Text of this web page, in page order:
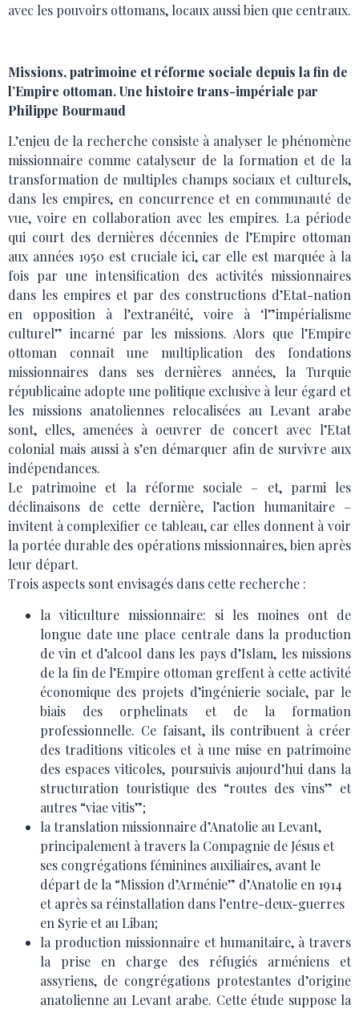
avec les pouvoirs ottomans, locaux aussi bien que centraux.
Missions, patrimoine et réforme sociale depuis la fin de
l’Empire ottoman. Une histoire trans-impériale par
Philippe Bourmaud
L’enjeu de la recherche consiste à analyser le phénomène
missionnaire comme catalyseur de la formation et de la
transformation de multiples champs sociaux et culturels,
dans les empires, en concurrence et en communauté de
vue, voire en collaboration avec les empires. La période
qui court des dernières décennies de l’Empire ottoman
aux années 1950 est cruciale ici, car elle est marquée à la
fois par une intensification des activités missionnaires
dans les empires et par des constructions d’Etat-nation
en opposition à l’extranéité, voire à ‘l”impérialisme
culturel” incarné par les missions. Alors que l’Empire
ottoman connaît une multiplication des fondations
missionnaires dans ses dernières années, la Turquie
républicaine adopte une politique exclusive à leur égard et
les missions anatoliennes relocalisées au Levant arabe
sont, elles, amenées à oeuvrer de concert avec l’Etat
colonial mais aussi à s’en démarquer afin de survivre aux
indépendances.
Le patrimoine et la réforme sociale – et, parmi les
déclinaisons de cette dernière, l’action humanitaire –
invitent à complexifier ce tableau, car elles donnent à voir
la portée durable des opérations missionnaires, bien après
leur départ.
Trois aspects sont envisagés dans cette recherche :
la viticulture missionnaire: si les moines ont de
longue date une place centrale dans la production
de vin et d’alcool dans les pays d’Islam, les missions
de la fin de l’Empire ottoman greffent à cette activité
économique des projets d’ingénierie sociale, par le
biais des orphelinats et de la formation
professionnelle. Ce faisant, ils contribuent à créer
des traditions viticoles et à une mise en patrimoine
des espaces viticoles, poursuivis aujourd’hui dans la
structuration touristique des “routes des vins” et
autres “viae vitis”;
la translation missionnaire d’Anatolie au Levant,
principalement à travers la Compagnie de Jésus et
ses congrégations féminines auxiliaires, avant le
départ de la “Mission d’Arménie” d’Anatolie en 1914
et après sa réinstallation dans l’entre-deux-guerres
en Syrie et au Liban;
la production missionnaire et humanitaire, à travers
la prise en charge des réfugiés arméniens et
assyriens, de congrégations protestantes d’origine
anatolienne au Levant arabe. Cette étude suppose la